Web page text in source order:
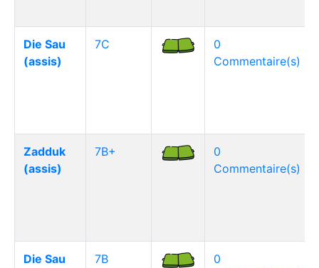
Die Sau
(assis)
7C
0
Commentaire(s)
Zadduk
(assis)
7B+
0
Commentaire(s)
Die Sau 7B
0